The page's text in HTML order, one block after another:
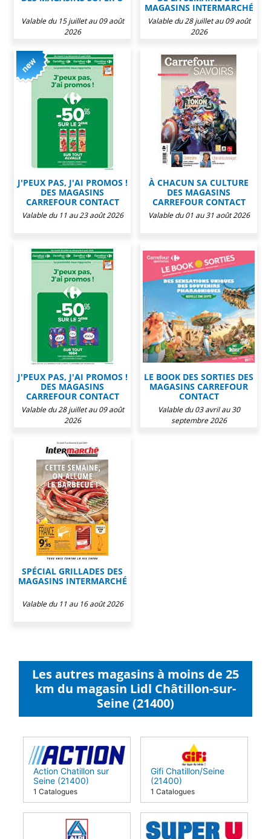
Valable du 15 juillet au 09 août
2026
MAGASINS INTERMARCHÉ
Valable du 28 juillet au 09 août
2026
J'PEUX PAS, J'AI PROMOS !
DES MAGASINS
CARREFOUR CONTACT
Valable du 11 au 23 août 2026
À CHACUN SA CULTURE
DES MAGASINS
CARREFOUR CONTACT
Valable du 01 au 31 août 2026
J'PEUX PAS, J'AI PROMOS !
DES MAGASINS
CARREFOUR CONTACT
Valable du 28 juillet au 09 août
2026
LE BOOK DES SORTIES DES
MAGASINS CARREFOUR
CONTACT
Valable du 03 avril au 30
septembre 2026
SPÉCIAL GRILLADES DES
MAGASINS INTERMARCHÉ
Valable du 11 au 16 août 2026
Les autres magasins à moins de 25
km du magasin Lidl Châtillon-sur-
Seine (21400)
Action Chatillon sur
Seine (21400)
1 Catalogues
Gifi Chatillon/Seine
(21400)
1 Catalogues